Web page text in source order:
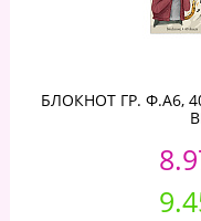
БЛОКНОТ ГР. Ф.А6,